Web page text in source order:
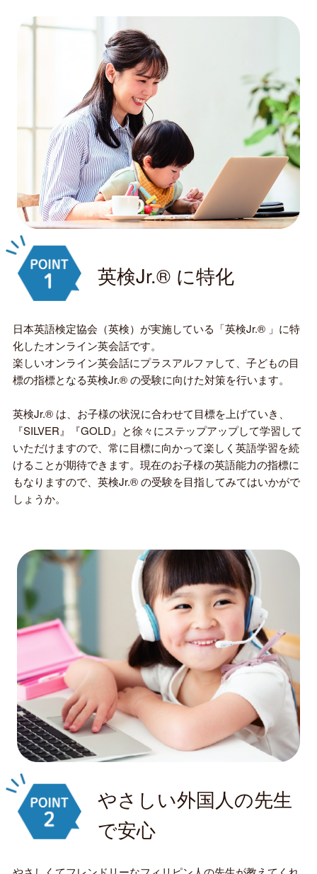
英検Jr.® に特化
日本英語検定協会（英検）が実施している「英検Jr.® 」に特
化したオンライン英会話です。
楽しいオンライン英会話にプラスアルファして、子どもの目
標の指標となる英検Jr.® の受験に向けた対策を行います。
英検Jr.® は、お子様の状況に合わせて目標を上げていき、
『SILVER』『GOLD』と徐々にステップアップして学習して
いただけますので、常に目標に向かって楽しく英語学習を続
けることが期待できます。現在のお子様の英語能力の指標に
もなりますので、英検Jr.® の受験を目指してみてはいかがで
しょうか。
やさしい外国人の先生
で安心